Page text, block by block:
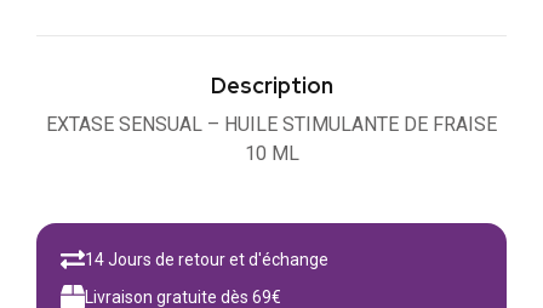
Description
EXTASE SENSUAL – HUILE STIMULANTE DE FRAISE
10 ML
14 Jours de retour et d'échange
Livraison gratuite dès 69€